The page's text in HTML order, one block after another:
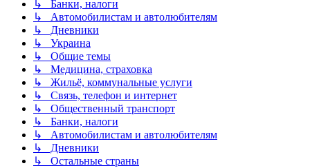
↳ Банки, налоги
↳ Автомобилистам и автолюбителям
↳ Дневники
↳ Украина
↳ Общие темы
↳ Медицина, страховка
↳ Жильё, коммунальные услуги
↳ Связь, телефон и интернет
↳ Общественный транспорт
↳ Банки, налоги
↳ Автомобилистам и автолюбителям
↳ Дневники
↳ Остальные страны